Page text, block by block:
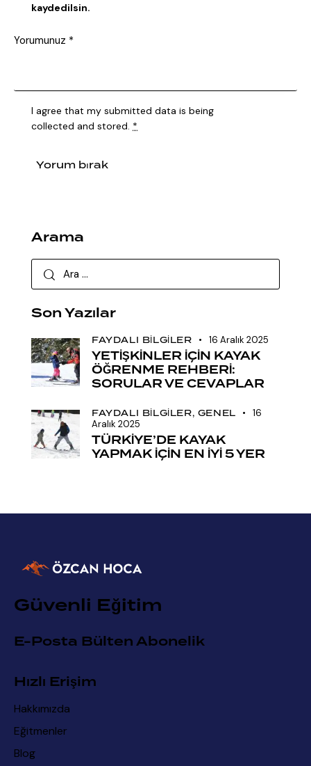
kaydedilsin.
I agree that my submitted data is being
collected and stored. *
Arama
Son Yazılar
FAYDALI BILGILER 16 Aralık 2025
YETİŞKİNLER İÇİN KAYAK
ÖĞRENME REHBERİ:
SORULAR VE CEVAPLAR
FAYDALI BILGILER, GENEL
16
Aralık 2025
TÜRKİYE’DE KAYAK
YAPMAK İÇİN EN İYİ 5 YER
Güvenli Eğitim
E-Posta Bülten Abonelik
Hızlı Erişim
Hakkımızda
Eğitmenler
Blog